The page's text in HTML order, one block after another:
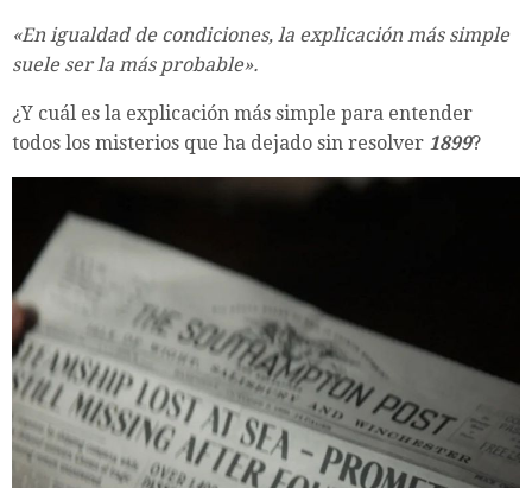
«En igualdad de condiciones, la explicación más simple
suele ser la más probable».
¿Y cuál es la explicación más simple para entender
todos los misterios que ha dejado sin resolver 1899?